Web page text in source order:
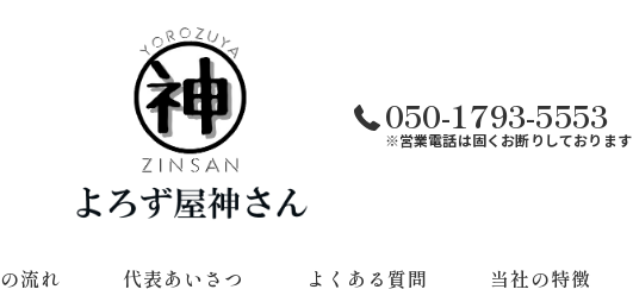
050-1793-5553
※営業電話は固くお断りしております
流れ 代表あいさつ よくある質問 当社の特徴